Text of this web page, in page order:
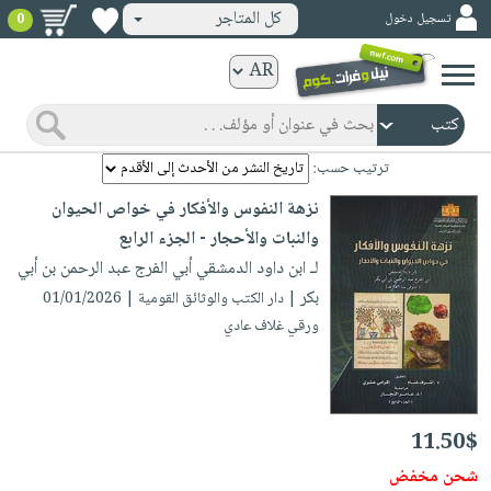
ورقية
المواضيع
صدر
حديثاً
الأكثر
مبيعاً
جوائز
شحن
مخفض
عروض
خاصة
صفحات
مشوقة
الكترونية
الصفحة
الرئيسية
صدر
حديثاً
الأكثر
مبيعاً
كتب
مجانية
صوتية
الصفحة
الرئيسية
masmu3
بلا
حدود
أطفال
وناشئة
وسائل
تسجيل دخول كل المتاجر 0
ترتيب حسب:
نزهة النفوس والأفكار في خواص الحيوان
والنبات والأحجار - الجزء الرابع
لـ ابن داود الدمشقي أبي الفرج عبد الرحمن بن أبي
بكر| دار الكتب والوثائق القومية | 01/01/2026
ورقي غلاف عادي
11.50$
شحن مخفض